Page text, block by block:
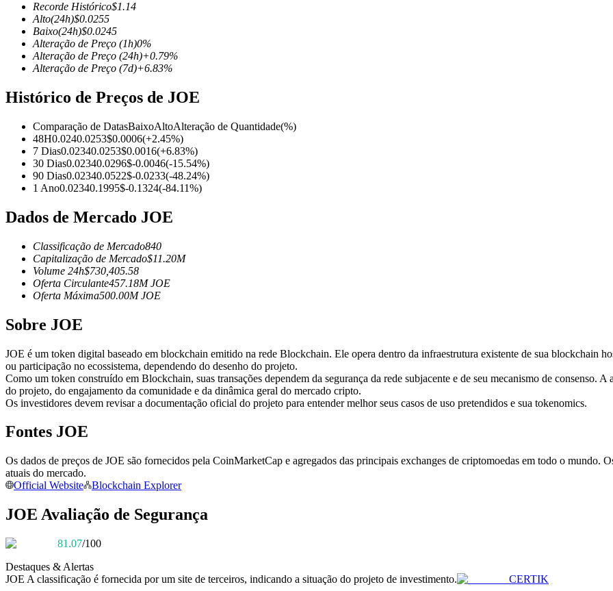
Futuros COIN-M
Futuros de criptomoeda
TradFi
Derivativos de ações, câmbio, metais preciosos e commodities
Futuros usando USDC como garantia
Copiar Trading
Recorde Histórico$1.14
Alto(24h)$0.0255
Baixo(24h)$0.0245
Alteração de Preço (1h)0%
Alteração de Preço (24h)+0.79%
Alteração de Preço (7d)+6.83%
Histórico de Preços de JOE
Comparação de DatasBaixoAltoAlteração de Quantidade(%)
48H0.0240.0253$0.0006(+2.45%)
7 Dias0.02340.0253$0.0016(+6.83%)
30 Dias0.02340.0296$-0.0046(-15.54%)
90 Dias0.02340.0522$-0.0233(-48.24%)
1 Ano0.02340.1995$-0.1324(-84.11%)
Dados de Mercado JOE
Classificação de Mercado840
Capitalização de Mercado$11.20M
Volume 24h$730,405.58
Oferta Circulante457.18M JOE
Oferta Máxima500.00M JOE
Sobre JOE
JOE é um token digital baseado em blockchain emitido na rede Blockchain. Ele opera dentro da infraestrutura existente de sua blockchain
ou participação no ecossistema, dependendo do desenho do projeto.
Como um token construído em Blockchain, suas transações dependem da segurança da rede subjacente e de seu mecanismo de consenso.
do projeto, do engajamento da comunidade e da dinâmica geral do mercado cripto.
Os investidores devem revisar a documentação oficial do projeto para entender melhor seus casos de uso pretendidos e sua tokenomics.
Fontes JOE
Os dados de preços de JOE são fornecidos pela CoinMarketCap e agregados das principais exchanges de criptomoedas em todo o mundo.
atuais do mercado.
Official Website
Blockchain Explorer
JOE Avaliação de Segurança
81.07/100
Destaques & Alertas
JOE A classificação é fornecida por um site de terceiros, indicando a situação do projeto de investimento.
CERTIK